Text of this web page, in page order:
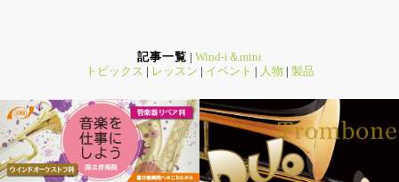
記事一覧 | Wind-i＆mini
トピックス | レッスン | イベント | 人物 | 製品